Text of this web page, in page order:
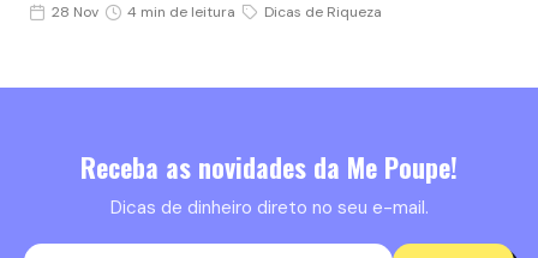
28 Nov 4 min de leitura Dicas de Riqueza
Receba as novidades da Me Poupe!
Dicas de dinheiro direto no seu e-mail.